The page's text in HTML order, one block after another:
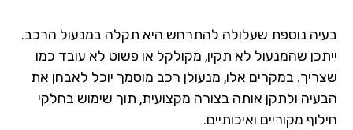
בעיה נוספת שעלולה להתרחש היא תקלה במנעול הרכב.
ייתכן שהמנעול לא תקין, מקולקל או פשוט לא עובד כמו
שצריך. במקרים אלו, מנעולן רכב מוסמך יוכל לאבחן את
הבעיה ולתקן אותה בצורה מקצועית, תוך שימוש בחלקי
חילוף מקוריים ואיכותיים.